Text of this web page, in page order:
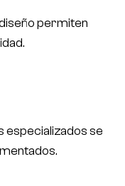
permiten
especializados se